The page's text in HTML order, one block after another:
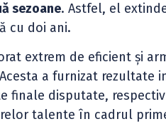
sezoane. Astfel, el
cu doi ani.
extrem de eficient și
a furnizat rezultate
finale disputate,
talente în cadrul